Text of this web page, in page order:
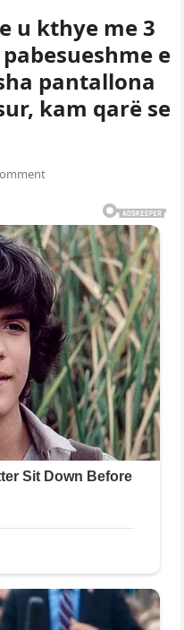
u kthye me 3
e
pantallona
kam qarë se